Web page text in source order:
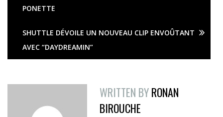
PONETTE
SHUTTLE DÉVOILE UN NOUVEAU CLIP ENVOÛTANT
AVEC “DAYDREAMIN”
WRITTEN BYRONAN
BIROUCHE